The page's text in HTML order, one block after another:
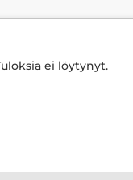
ei löytynyt.